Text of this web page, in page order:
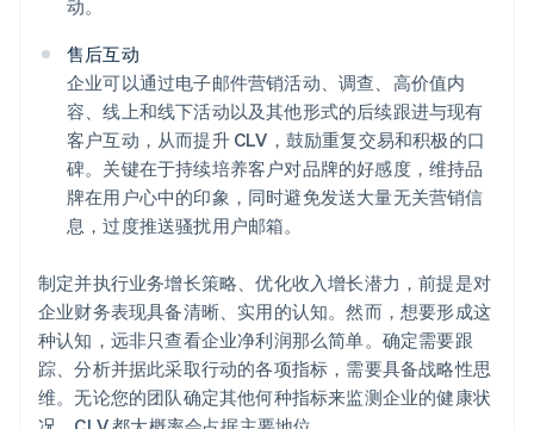
动。
售后互动
企业可以通过电子邮件营销活动、调查、高价值内
容、线上和线下活动以及其他形式的后续跟进与现有
客户互动，从而提升 CLV，鼓励重复交易和积极的口
碑。关键在于持续培养客户对品牌的好感度，维持品
牌在用户心中的印象，同时避免发送大量无关营销信
息，过度推送骚扰用户邮箱。
制定并执行业务增长策略、优化收入增长潜力，前提是对
企业财务表现具备清晰、实用的认知。然而，想要形成这
种认知，远非只查看企业净利润那么简单。确定需要跟
踪、分析并据此采取行动的各项指标，需要具备战略性思
维。无论您的团队确定其他何种指标来监测企业的健康状